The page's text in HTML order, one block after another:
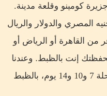
كومينو وقلعة مدينة.
المصري والدولار والريال
القاهرة أو الرياض أو
إنت بالظبط. وعندنا
كمان جدول ميزانية كامل لرحلة 7 و10 و14 يوم، بالظبط